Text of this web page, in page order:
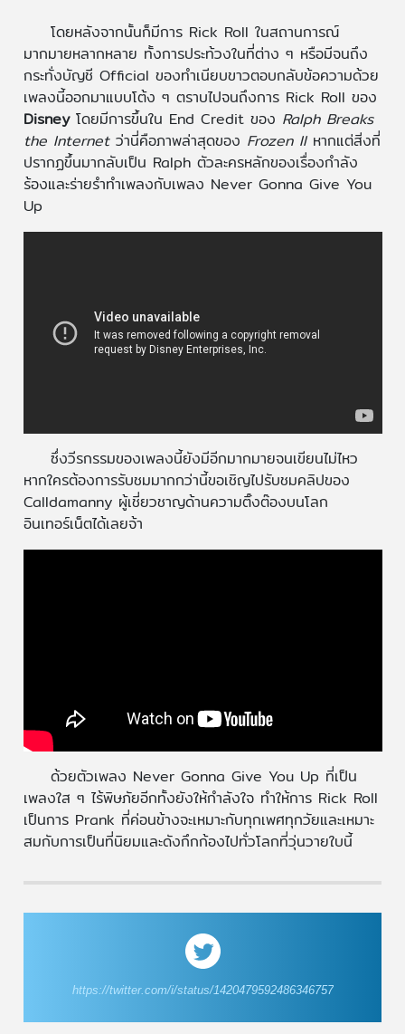
โดยหลังจากนั้นก็มีการ Rick Roll ในสถานการณ์
มากมายหลากหลาย ทั้งการประท้วงในที่ต่าง ๆ หรือมีจนถึง
กระทั่งบัญชี Official ของทำเนียบขาวตอบกลับข้อความด้วย
เพลงนี้ออกมาแบบโต้ง ๆ ตราบไปจนถึงการ Rick Roll ของ
Disneyโดยมีการขึ้นใน End Credit ของ Ralph Breaks
the Internetว่านี่คือภาพล่าสุดของ Frozen IIหากแต่สิ่งที่
ปรากฏขึ้นมากลับเป็น Ralph ตัวละครหลักของเรื่องกำลัง
ร้องและร่ายรำทำเพลงกับเพลง Never Gonna Give You
Up
ซึ่งวีรกรรมของเพลงนี้ยังมีอีกมากมายจนเขียนไม่ไหว
หากใครต้องการรับชมมากกว่านี้ขอเชิญไปรับชมคลิปของ
Calldamanny ผู้เชี่ยวชาญด้านความติ๊งต๊องบนโลก
อินเทอร์เน็ตได้เลยจ้า
ด้วยตัวเพลง Never Gonna Give You Up ที่เป็น
เพลงใส ๆ ไร้พิษภัยอีกทั้งยังให้กำลังใจ ทำให้การ Rick Roll
เป็นการ Prank ที่ค่อนข้างจะเหมาะกับทุกเพศทุกวัยและเหมาะ
สมกับการเป็นที่นิยมและดังกึกก้องไปทั่วโลกที่วุ่นวายใบนี้
https://twitter.com/i/status/1420479592486346757